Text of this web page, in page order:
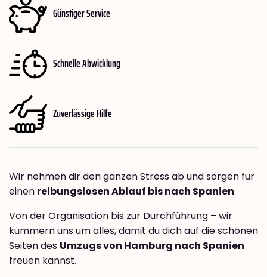
Günstiger Service
Schnelle Abwicklung
Zuverlässige Hilfe
Wir nehmen dir den ganzen Stress ab und sorgen für
einen reibungslosen Ablauf bis nach Spanien
Von der Organisation bis zur Durchführung – wir
kümmern uns um alles, damit du dich auf die schönen
Seiten des Umzugs von Hamburg nach Spanien
freuen kannst.